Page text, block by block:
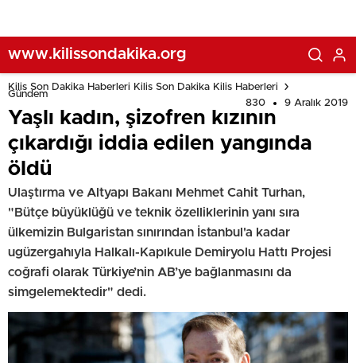
www.kilissondakika.org
Kilis Son Dakika Haberleri Kilis Son Dakika Kilis Haberleri
Gündem
830
9 Aralık 2019
Yaşlı kadın, şizofren kızının
çıkardığı iddia edilen yangında
öldü
Ulaştırma ve Altyapı Bakanı Mehmet Cahit Turhan,
"Bütçe büyüklüğü ve teknik özelliklerinin yanı sıra
ülkemizin Bulgaristan sınırından İstanbul'a kadar
ugüzergahıyla Halkalı-Kapıkule Demiryolu Hattı Projesi
coğrafi olarak Türkiye’nin AB’ye bağlanmasını da
simgelemektedir" dedi.